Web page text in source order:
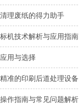
理废纸的得力助手
机技术解析与应用指南
用与选择
准的印刷后道处理设备
作指南与常见问题解析